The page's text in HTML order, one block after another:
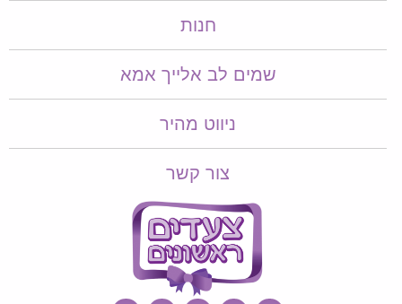
חנות
שמים לב אלייך אמא​​
ניווט מהיר
צור קשר